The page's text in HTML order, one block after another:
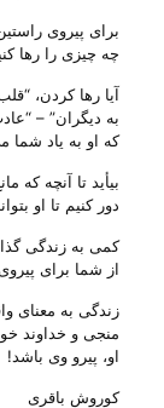
برای پیروی
چه ‌چیزی را رها
آیا رها کردن،
به دیگران” –
که او به یاد شما
بیأید تا آنچه که
دور کنیم تا او
کمی به زندگی
از شما برای
زندگی به
منجی و خداوند
او، پیرو وی باشد!
کوروش باقری